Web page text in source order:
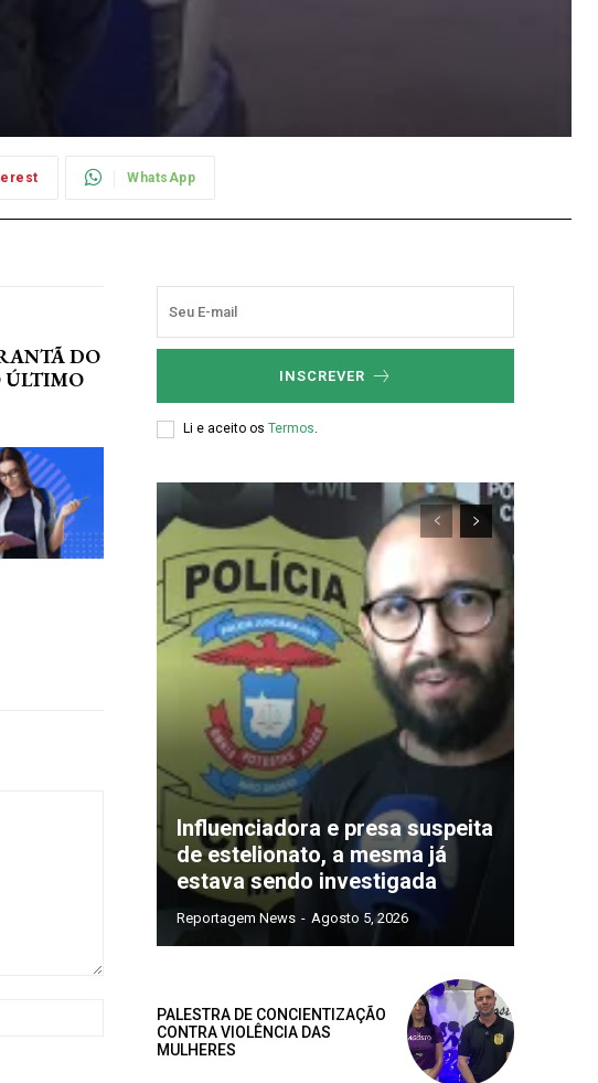
exclusivo
WhatsApp
DO
ÚLTIMO
INSCREVER
Li e aceito os Termos.
Influenciadora e presa suspeita
de estelionato, a mesma já
estava sendo investigada
Reportagem News - Agosto 5, 2026
PALESTRA DE CONCIENTIZAÇÃO
CONTRA VIOLÊNCIA DAS
MULHERES